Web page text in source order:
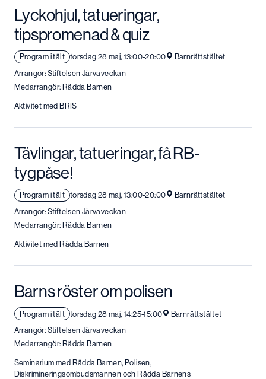
Lyckohjul, tatueringar,
tipspromenad & quiz
Program i tält torsdag 28 maj, 13:00-20:00
Barnrättstältet
Arrangör: Stiftelsen Järvaveckan
Medarrangör: Rädda Barnen
Aktivitet med BRIS
Tävlingar, tatueringar, få RB-
tygpåse!
Program i tält torsdag 28 maj, 13:00-20:00
Barnrättstältet
Arrangör: Stiftelsen Järvaveckan
Medarrangör: Rädda Barnen
Aktivitet med Rädda Barnen
Barns röster om polisen
Program i tält torsdag 28 maj, 14:25-15:00
Barnrättstältet
Arrangör: Stiftelsen Järvaveckan
Medarrangör: Rädda Barnen
Seminarium med Rädda Barnen, Polisen,
Diskrimineringsombudsmannen och Rädda Barnens